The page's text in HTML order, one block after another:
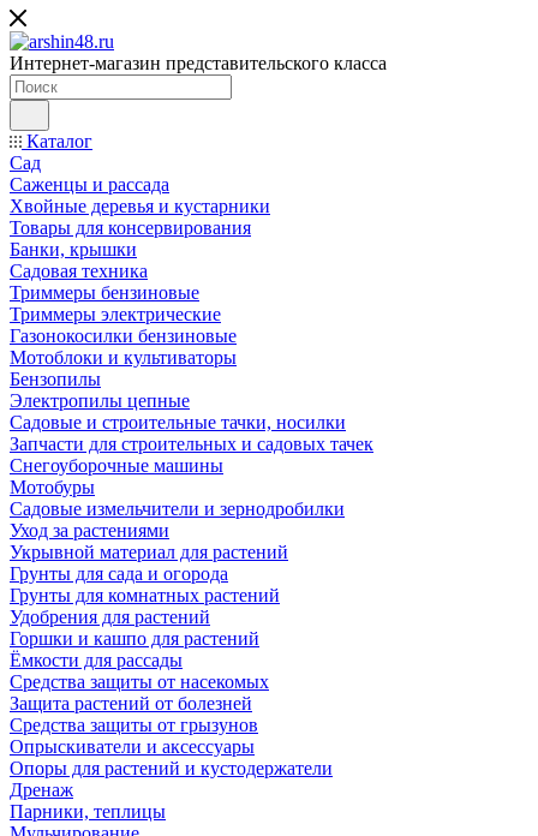
Интернет-магазин представительского класса
Каталог
Сад
Саженцы и рассада
Хвойные деревья и кустарники
Товары для консервирования
Банки, крышки
Садовая техника
Триммеры бензиновые
Триммеры электрические
Газонокосилки бензиновые
Мотоблоки и культиваторы
Бензопилы
Электропилы цепные
Садовые и строительные тачки, носилки
Запчасти для строительных и садовых тачек
Снегоуборочные машины
Мотобуры
Садовые измельчители и зернодробилки
Уход за растениями
Укрывной материал для растений
Грунты для сада и огорода
Грунты для комнатных растений
Удобрения для растений
Горшки и кашпо для растений
Ёмкости для рассады
Средства защиты от насекомых
Защита растений от болезней
Средства защиты от грызунов
Опрыскиватели и аксессуары
Опоры для растений и кустодержатели
Дренаж
Парники, теплицы